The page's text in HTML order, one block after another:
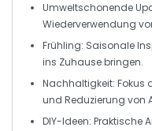
Umweltschonende
Wiederverwendung
Frühling: Saisonale
ins Zuhause bringen.
Nachhaltigkeit: Fokus
und Reduzierung von
DIY-Ideen: Praktische